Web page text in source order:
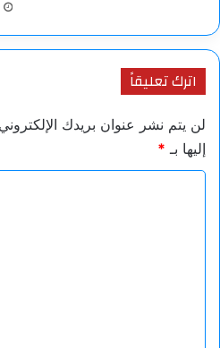
اترك تعليقاً
لن يتم نشر عنوان بريدك
إليها بـ *